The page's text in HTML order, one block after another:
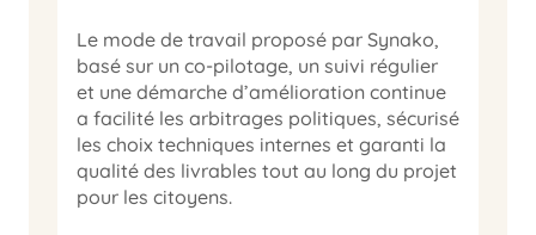
Le mode de travail proposé par Synako,
basé sur un co-pilotage, un suivi régulier
et une démarche d’amélioration continue
a facilité les arbitrages politiques, sécurisé
les choix techniques internes et garanti la
qualité des livrables tout au long du projet
pour les citoyens.